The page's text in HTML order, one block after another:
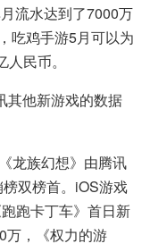
流水达到了7000万
吃鸡手游5月可以为
民币。
其他新游戏的数据
龙族幻想》由腾讯
双榜首。iOS游戏
跑卡丁车》首日新
万，《权力的游